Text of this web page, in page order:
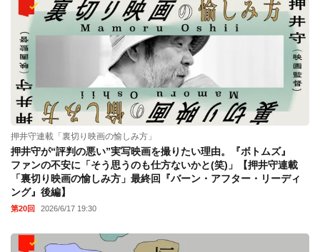
押井守連載「裏切り映画の愉しみ方」
押井守が“評判の悪い”実写映画を撮りたい理由。『ボトムズ』
ファンの不安に「そう思うのも仕方ないかと(笑)」【押井守連載
「裏切り映画の愉しみ方」最終回『バーン・アフター・リーディ
ング』後編】
第20回 2026/6/17 19:30